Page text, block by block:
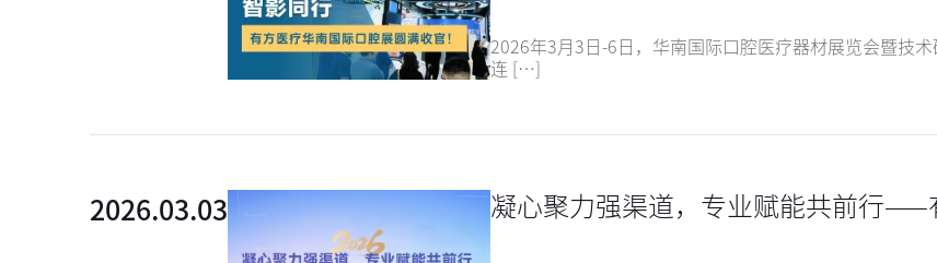
2026年3月3日-6日，华南国际口腔医疗器材展览会暨技
连 […]
2026.03.03 凝心聚力强渠道，专业赋能共前行——